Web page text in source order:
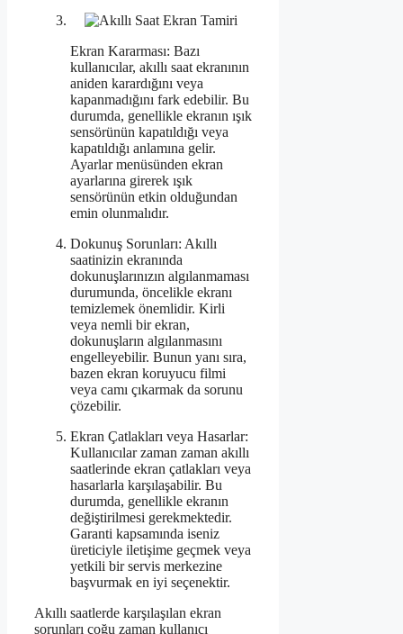
Ekran Kararması: Bazı
kullanıcılar, akıllı saat ekranının
aniden karardığını veya
kapanmadığını fark edebilir. Bu
durumda, genellikle ekranın ışık
sensörünün kapatıldığı veya
kapatıldığı anlamına gelir.
Ayarlar menüsünden ekran
ayarlarına girerek ışık
sensörünün etkin olduğundan
emin olunmalıdır.
Dokunuş Sorunları: Akıllı
saatinizin ekranında
dokunuşlarınızın algılanmaması
durumunda, öncelikle ekranı
temizlemek önemlidir. Kirli
veya nemli bir ekran,
dokunuşların algılanmasını
engelleyebilir. Bunun yanı sıra,
bazen ekran koruyucu filmi
veya camı çıkarmak da sorunu
çözebilir.
Ekran Çatlakları veya Hasarlar:
Kullanıcılar zaman zaman akıllı
saatlerinde ekran çatlakları veya
hasarlarla karşılaşabilir. Bu
durumda, genellikle ekranın
değiştirilmesi gerekmektedir.
Garanti kapsamında iseniz
üreticiyle iletişime geçmek veya
yetkili bir servis merkezine
başvurmak en iyi seçenektir.
Akıllı saatlerde karşılaşılan ekran
sorunları çoğu zaman kullanıcı